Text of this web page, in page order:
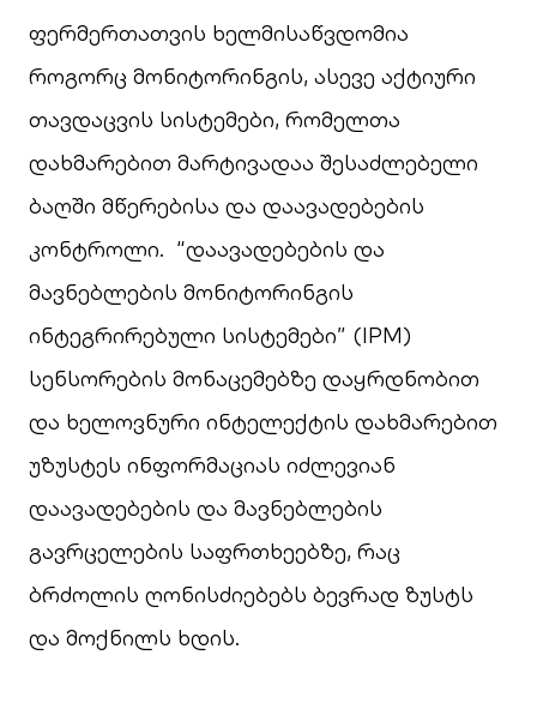
ფერმერთათვის ხელმისაწვდომია
როგორც მონიტორინგის, ასევე აქტიური
თავდაცვის სისტემები, რომელთა
დახმარებით მარტივადაა შესაძლებელი
ბაღში მწერებისა და დაავადებების
კონტროლი. “დაავადებების და
მავნებლების მონიტორინგის
ინტეგრირებული სისტემები” (IPM)
სენსორების მონაცემებზე დაყრდნობით
და ხელოვნური ინტელექტის დახმარებით
უზუსტეს ინფორმაციას იძლევიან
დაავადებების და მავნებლების
გავრცელების საფრთხეებზე, რაც
ბრძოლის ღონისძიებებს ბევრად ზუსტს
და მოქნილს ხდის.